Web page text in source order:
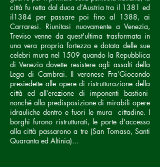
città fu retta dal duca d’Austria tra il 1381 ed
il1384 per passare poi fino al 1388, ai
Carraresi. Riunitasi nuovamente a Venezia,
Treviso venne da quest'ultima trasformata in
una vera propria fortezza e dotata delle sue
celebri mura nel 1509 quando la Repubblica
di Venezia dovette resistere agli assalti della
Lega di Cambrai. Il veronese Fra’Giocondo
presiedette alle opere di ristrutturazione della
città ed all’erezione di imponenti bastioni
nonché alla predisposizione di mirabili opere
idrauliche dentro e fuori le mura cittadine. I
borghi furono ristrutturati, le porte d'accesso
alla città passarono a tre (San Tomaso, Santi
Quaranta ed Altinia)…